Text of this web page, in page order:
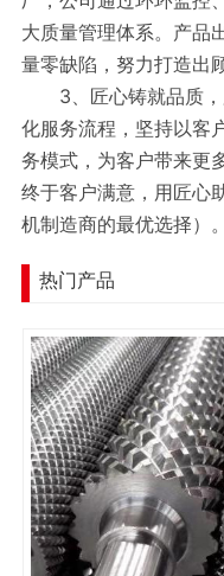
大质量管理体系。产品
量零缺陷，努力打造出
3、匠心铸就品质，
化服务流程，坚持以客
务模式，为客户带来更
终于客户满意，用匠心
机制造商的最优选择）。
热门产品